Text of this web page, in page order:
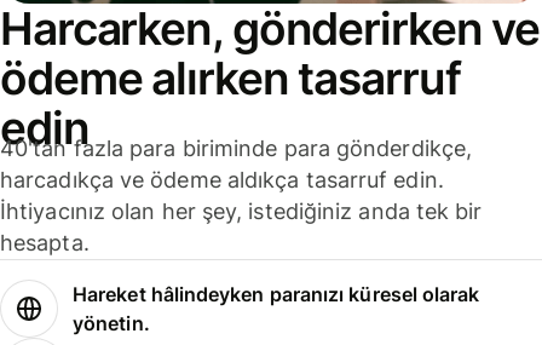
Harcarken, gönderirken ve
ödeme alırken tasarruf
edin
40'tan fazla para biriminde para gönderdikçe,
harcadıkça ve ödeme aldıkça tasarruf edin.
İhtiyacınız olan her şey, istediğiniz anda tek bir
hesapta.
Hareket hâlindeyken paranızı küresel olarak
yönetin.